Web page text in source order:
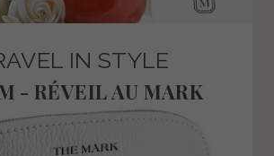
IN STYLE
- RÉVEIL AU MARK